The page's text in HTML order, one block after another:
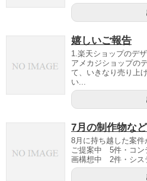
嬉しいご報告
1.楽天ショップのデ
アメカジショップの
て、いきなり売り上
い...
7月の制作物など
8月に持ち越した案
ご提案中 5件・コ
画構想中 2件・シス